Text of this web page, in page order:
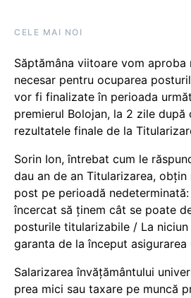
CELE MAI NOI
Săptămâna viitoare vom aproba
necesar pentru ocuparea
vor fi finalizate în perioada
premierul Bolojan, la 2 zile după
rezultatele finale de la
Sorin Ion, întrebat cum le
dau an de an Titularizarea, obțin
post pe perioadă
încercat să ținem cât se poate
posturile titularizabile / La
garanta de la început asigurarea
Salarizarea învățământului
prea mici sau taxare pe muncă